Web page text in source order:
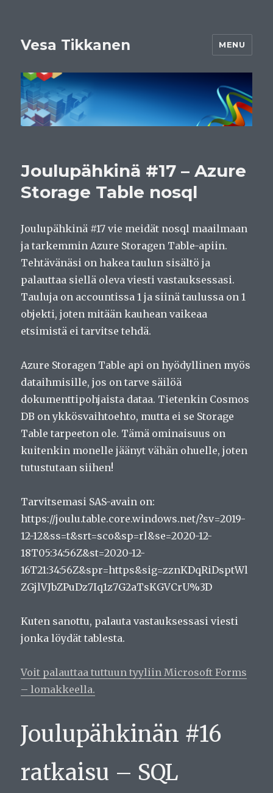
Vesa Tikkanen MENU
Joulupähkinä #17 – Azure
Storage Table nosql
Joulupähkinä #17 vie meidät nosql maailmaan
ja tarkemmin Azure Storagen Table-apiin.
Tehtävänäsi on hakea taulun sisältö ja
palauttaa siellä oleva viesti vastauksessasi.
Tauluja on accountissa 1 ja siinä taulussa on 1
objekti, joten mitään kauhean vaikeaa
etsimistä ei tarvitse tehdä.
Azure Storagen Table api on hyödyllinen myös
dataihmisille, jos on tarve säilöä
dokumenttipohjaista dataa. Tietenkin Cosmos
DB on ykkösvaihtoehto, mutta ei se Storage
Table tarpeeton ole. Tämä ominaisuus on
kuitenkin monelle jäänyt vähän ohuelle, joten
tutustutaan siihen!
Tarvitsemasi SAS-avain on:
https://joulu.table.core.windows.net/?sv=2019-
12-12&ss=t&srt=sco&sp=rl&se=2020-12-
18T05:34:56Z&st=2020-12-
16T21:34:56Z&spr=https&sig=zznKDqRiDsptWl
ZGjlVJbZPuDz7Iq1z7G2aTsKGVCrU%3D
Kuten sanottu, palauta vastauksessasi viesti
jonka löydät tablesta.
Voit palauttaa tuttuun tyyliin Microsoft Forms
– lomakkeella.
Joulupähkinän #16
ratkaisu – SQL